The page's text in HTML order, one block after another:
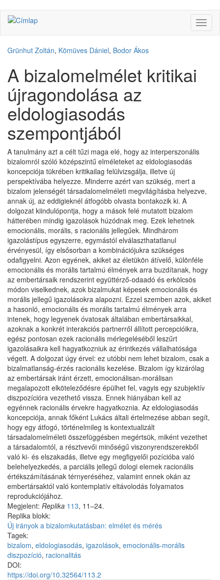
Ugrás
tartalomra
Grünhut Zoltán, Kömüves Dániel, Bodor Ákos
A bizalomelmélet kritikai
újragondolása az
eldologiasodás
szempontjából
A tanulmány azt a célt tűzi maga elé, hogy az interperszonális
bizalomról szóló középszintű elméleteket az eldologiasodás
koncepciója tükrében kritikailag felülvizsgálja, illetve új
perspektívába helyezze. Minderre azért van szükség, mert a
bizalom jelenségét társadalomelméleti megvilágításba helyezve,
annak új, az eddigieknél átfogóbb olvasta bontakozik ki. A
dolgozat kiindulópontja, hogy a mások felé mutatott bizalom
hátterében mindig igazolások húzódnak meg. Ezek lehetnek
emocionális, morális, s racionális jellegűek. Mindhárom
igazolástípus egyszerre, egymástól elválaszthatatlanul
érvényesül, így elsősorban a kombinációjukra szükséges
odafigyelni. Azon egyének, akiket az életükön átívelő, különféle
emocionális és morális tartalmú élmények arra buzdítanak, hogy
az embertársaik rendszerint együttérző-odaadó és erkölcsös
módon viselkednek, azok bizalmukat képesek emocionális és
morális jellegű igazolásokra alapozni. Ezzel szemben azok, akiket
a hasonló, emocionális és morális tartalmú élmények arra
intenek, hogy legyenek óvatosak általában embertársaikkal,
azoknak a konkrét interakciós partnerről állított percepcióikra,
egész pontosan ezek racionális mérlegeléséből leszűrt
igazolásaikra kell hagyatkozniuk az érintkezés vállalhatósága
végett. A dolgozat úgy érvel: ez utóbbi nem lehet bizalom, csak a
bizalmatlanság-érzés racionális kezelése. Bizalom így kizárólag
az embertársak iránt érzett, emocionálisan-morálisan
megalapozott elköteleződésre épülhet fel, vagyis egy szubjektív
diszpozícióra vezethető vissza. Ennek hiányában kell az
egyénnek racionális érvekre hagyatkoznia. Az eldologiasodás
koncepciója, annak főként Lukács általi értelmezése abban segít,
hogy egy átfogó, történelmileg is kontextualizált
társadalomelméleti összefüggésben megértsük, miként vezethet
a társadalomtól, a résztvevői minőségű viszonyrendszerekből
való ki- és elszakadás, illetve egy megfigyelői pozícióba való
belehelyezkedés, a parciális jellegű dologi elemek racionális
értékszámításának térnyeréséhez, valamint ennek okán az
embertársaktól való kontemplatív eltávolodás folyamatos
reprodukciójához.
Megjelent: Replika 113, 11–24.
Replika blokk:
Új irányok a bizalomkutatásban: elmélet és mérés
Tagek:
bizalom, eldologiasodás, igazolások, emocionális-morális
diszpozíció, racionalitás
DOI:
https://doi.org/10.32564/113.2